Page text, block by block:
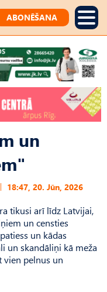
ABONĒŠANA
un
18:47, 20. Jūn, 2026
tikusi arī līdz Latvijai,
un censties
un kādas
un skandāliņi kā meža
vien pelnus un